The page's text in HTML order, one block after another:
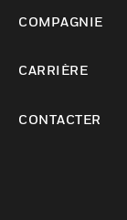
COMPAGNIE
CARRIÈRE
CONTACTER